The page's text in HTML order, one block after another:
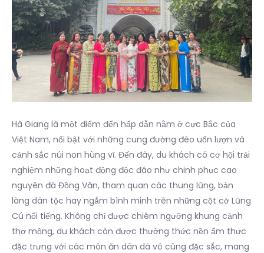
Hà Giang là một điểm đến hấp dẫn nằm ở cực Bắc của
Việt Nam, nổi bật với những cung đường đèo uốn lượn và
cảnh sắc núi non hùng vĩ. Đến đây, du khách có cơ hội trải
nghiệm những hoạt động độc đáo như chinh phục cao
nguyên đá Đồng Văn, tham quan các thung lũng, bản
làng dân tộc hay ngắm bình minh trên những cột cờ Lũng
Cú nổi tiếng. Không chỉ được chiêm ngưỡng khung cảnh
thơ mộng, du khách còn được thưởng thức nền ẩm thực
đặc trưng với các món ăn dân dã vô cùng đặc sắc, mang